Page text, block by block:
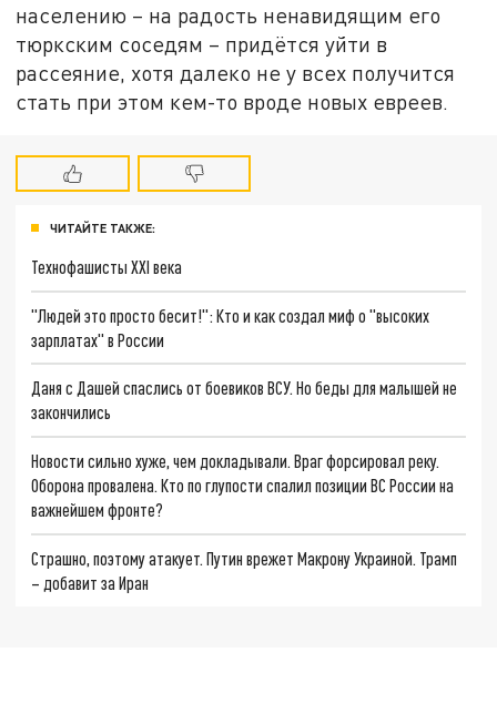
населению – на радость ненавидящим его
тюркским соседям – придётся уйти в
рассеяние, хотя далеко не у всех получится
стать при этом кем-то вроде новых евреев.
ЧИТАЙТЕ ТАКЖЕ:
Технофашисты XXI века
"Людей это просто бесит!": Кто и как создал миф о "высоких
зарплатах" в России
Даня с Дашей спаслись от боевиков ВСУ. Но беды для малышей не
закончились
Новости сильно хуже, чем докладывали. Враг форсировал реку.
Оборона провалена. Кто по глупости спалил позиции ВС России на
важнейшем фронте?
Страшно, поэтому атакует. Путин врежет Макрону Украиной. Трамп
– добавит за Иран